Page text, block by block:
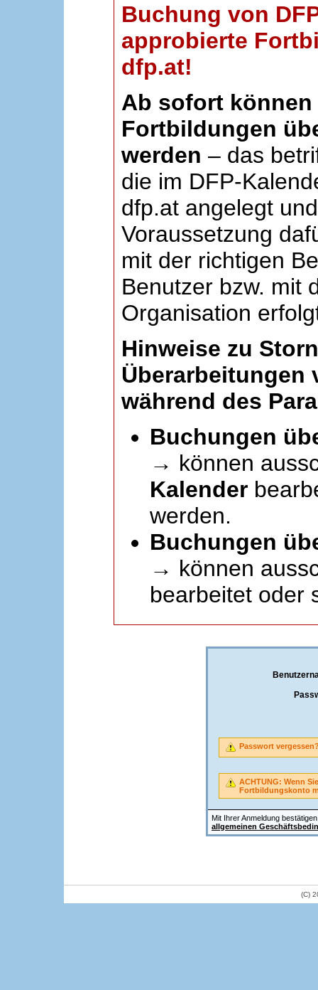
Buchung von
approbierte
dfp.at!
Ab sofort können
Fortbildungen
werden – das
die im DFP-
dfp.at angelegt
Voraussetzung
mit der richtigen
Benutzer bzw. mit
Organisation
Hinweise zu
Überarbeitungen
während des
Buchungen
→ können
Kalender
werden.
Buchungen
→ können
bearbeitet oder
Mit Ihrer Anmeldung
allgemeinen
Passwort
ACHTUNG: Wenn
Fortbildungskonto
(C)